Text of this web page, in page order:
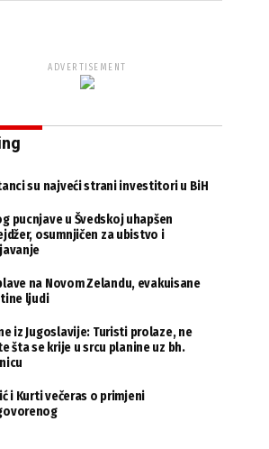
ADVERTISEMENT
su najveći strani investitori u BiH
pucnjave u Švedskoj uhapšen
osumnjičen za ubistvo i
na Novom Zelandu, evakuisane
ljudi
iz Jugoslavije: Turisti prolaze, ne
šta se krije u srcu planine uz bh.
i Kurti večeras o primjeni